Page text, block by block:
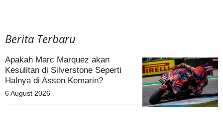
Berita Terbaru
Apakah Marc Marquez akan
Kesulitan di Silverstone Seperti
Halnya di Assen Kemarin?
6 August 2026